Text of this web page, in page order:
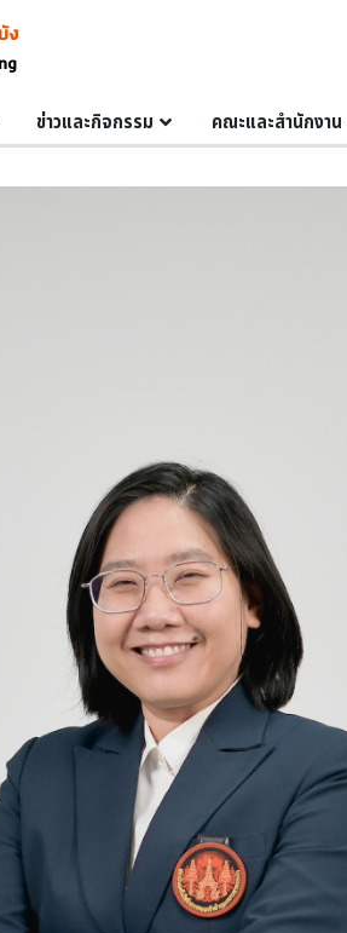
ข่าวและกิจกรรม คณะและสำนักงาน